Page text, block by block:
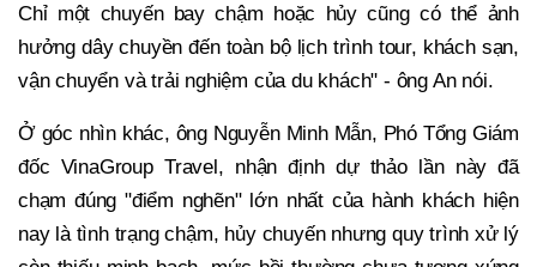
Chỉ một chuyến bay chậm hoặc hủy cũng có thể ảnh
hưởng dây chuyền đến toàn bộ lịch trình tour, khách sạn,
vận chuyển và trải nghiệm của du khách" - ông An nói.
Ở góc nhìn khác, ông Nguyễn Minh Mẫn, Phó Tổng Giám
đốc VinaGroup Travel, nhận định dự thảo lần này đã
chạm đúng "điểm nghẽn" lớn nhất của hành khách hiện
nay là tình trạng chậm, hủy chuyến nhưng quy trình xử lý